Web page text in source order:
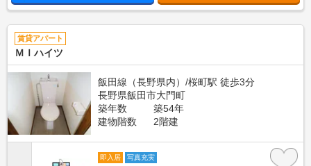
賃貸アパート
ＭＩハイツ
飯田線（長野県内）/桜町駅 徒歩3分
長野県飯田市大門町
築年数
築54年
建物階数
2階建
即入居 写真充実